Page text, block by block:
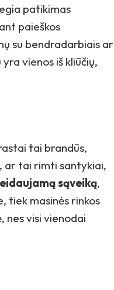
patikimas
paieškos
su bendradarbiais ar
vienos iš kliūčių,
tai brandūs,
ar tai rimti santykiai,
sąveiką,
tiek masinės rinkos
nes visi vienodai